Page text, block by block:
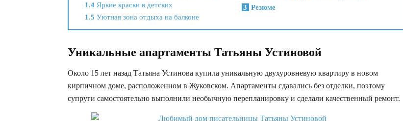
1.4Яркие краски в детских
1.5 Уютная зона отдыха на балконе
3 Резюме
Уникальные апартаменты Татьяны Устиновой
Около 15 лет назад Татьяна Устинова купила уникальную двухуровневую квартиру в новом
кирпичном доме, расположенном в Жуковском. Апартаменты сдавались без отделки, поэтому
супруги самостоятельно выполнили необычную перепланировку и сделали качественный ремонт.